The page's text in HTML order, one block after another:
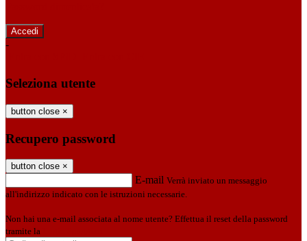
-
Seleziona utente
button close ×
Recupero password
button close ×
E-mail Verrà inviato un messaggio
all'indirizzo indicato con le istruzioni necessarie.
Non hai una e-mail associata al nome utente? Effettua il reset della password
tramite la